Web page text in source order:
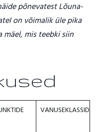
põnevatest Lõuna-
on võimalik üle pika
mäel, mis teebki siin
VANUSEKLASSID